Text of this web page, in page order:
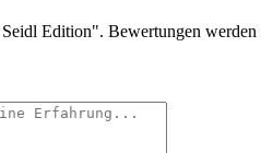
Edition". Bewertungen werden